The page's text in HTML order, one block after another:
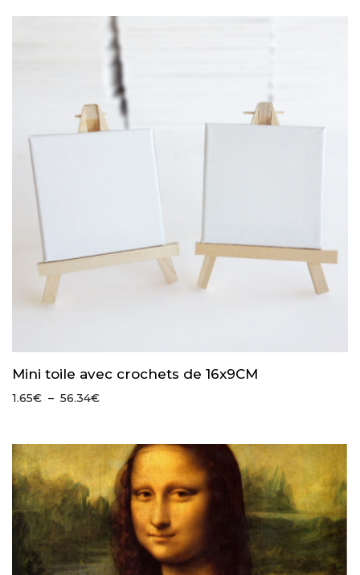
142.50€
Mini toile avec crochets de 16x9CM
1.65€ – 56.34€Plage
1.65€
56.34€